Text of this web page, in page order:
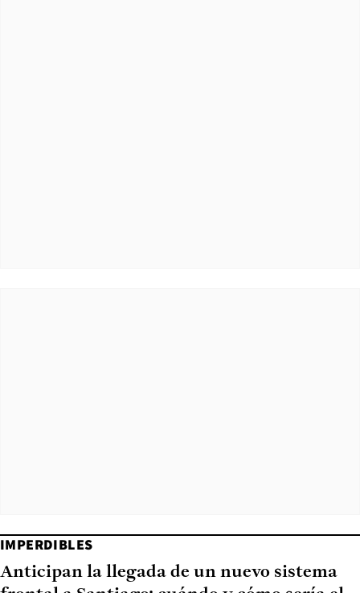
IMPERDIBLES
Anticipan la llegada de un nuevo sistema